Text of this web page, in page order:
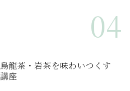
04
烏龍茶・岩茶を味わいつくす
講座